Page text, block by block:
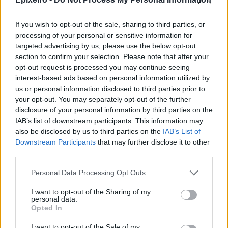
If you wish to opt-out of the sale, sharing to third parties, or
processing of your personal or sensitive information for
targeted advertising by us, please use the below opt-out
section to confirm your selection. Please note that after your
opt-out request is processed you may continue seeing
interest-based ads based on personal information utilized by
us or personal information disclosed to third parties prior to
your opt-out. You may separately opt-out of the further
disclosure of your personal information by third parties on the
IAB’s list of downstream participants. This information may
also be disclosed by us to third parties on the IAB’s List of
Downstream Participants that may further disclose it to other
Personal Data Processing Opt Outs
I want to opt-out of the Sharing of my
personal data.
Opted In
Παράταση στην υποχρεωτική
ηλεκτρονική τιμολόγηση μέσω
παρόχου ζητούν Βιοτεχνικό
Επιμελητήριο Αθήνας -
Λογιστικός Σύλλογος Αθηνών
04/08/26|15:57
Ένωση Ελληνικών Τραπεζών:
Οικονομική ενίσχυση και
διαγραφή χρεών στις οικογένειες
των θυμάτων από τις φωτιές
04/08/26|12:08
για την υποχρεωτική ηλεκτρονική
μετάθεση εφαρμογής για το 2026